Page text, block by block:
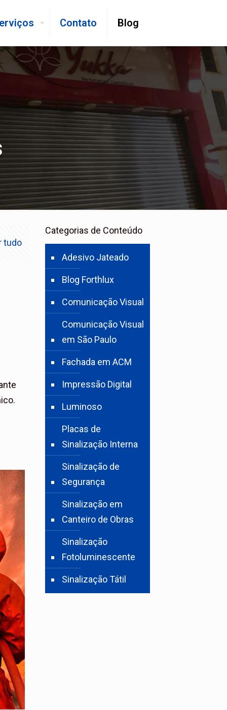
Contato Blog
tudo
Categorias de Conteúdo
Adesivo Jateado
Blog Forthlux
Comunicação Visual
Comunicação Visual
em São Paulo
Fachada em ACM
Impressão Digital
Luminoso
Placas de
Sinalização Interna
Sinalização de
Segurança
Sinalização em
Canteiro de Obras
Sinalização
Fotoluminescente
Sinalização Tátil